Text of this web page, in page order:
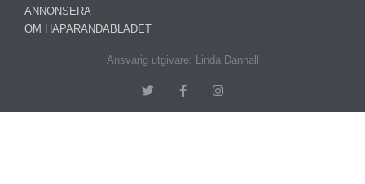
ANNONSERA
OM HAPARANDABLADET
Ansvarig utgivare: Linda Danhall